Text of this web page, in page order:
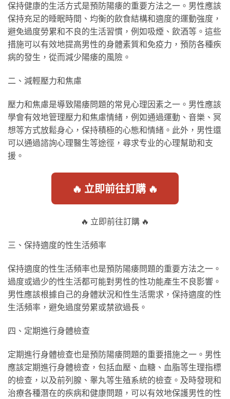
保持健康的生活方式是預防陽痿的重要方法之一。男性應該
保持充足的睡眠時間、均衡的飲食結構和適度的運動強度，
避免過度勞累和不良的生活習慣，例如吸煙、飲酒等。這些
措施可以有效地提高男性的身體素質和免疫力，預防各種疾
病的發生，從而減少陽痿的風險。
二、減輕壓力和焦慮
壓力和焦慮是導致陽痿問題的常見心理因素之一。男性應該
學會有效地管理壓力和焦慮情緒，例如通過運動、音樂、冥
想等方式放鬆身心，保持積極的心態和情緒。此外，男性還
可以通過諮詢心理醫生等途徑，尋求专业的心理幫助和支
援。
🔥 立即前往訂購 🔥
🔥 立即前往訂購 🔥
三、保持適度的性生活頻率
保持適度的性生活頻率也是預防陽痿問題的重要方法之一。
過度或過少的性生活都可能對男性的性功能產生不良影響。
男性應該根據自己的身體狀況和性生活需求，保持適度的性
生活頻率，避免過度勞累或禁欲過長。
四、定期進行身體檢查
定期進行身體檢查也是預防陽痿問題的重要措施之一。男性
應該定期進行身體檢查，包括血壓、血糖、血脂等生理指標
的檢查，以及前列腺、睾丸等生殖系統的檢查。及時發現和
治療各種潛在的疾病和健康問題，可以有效地保護男性的性